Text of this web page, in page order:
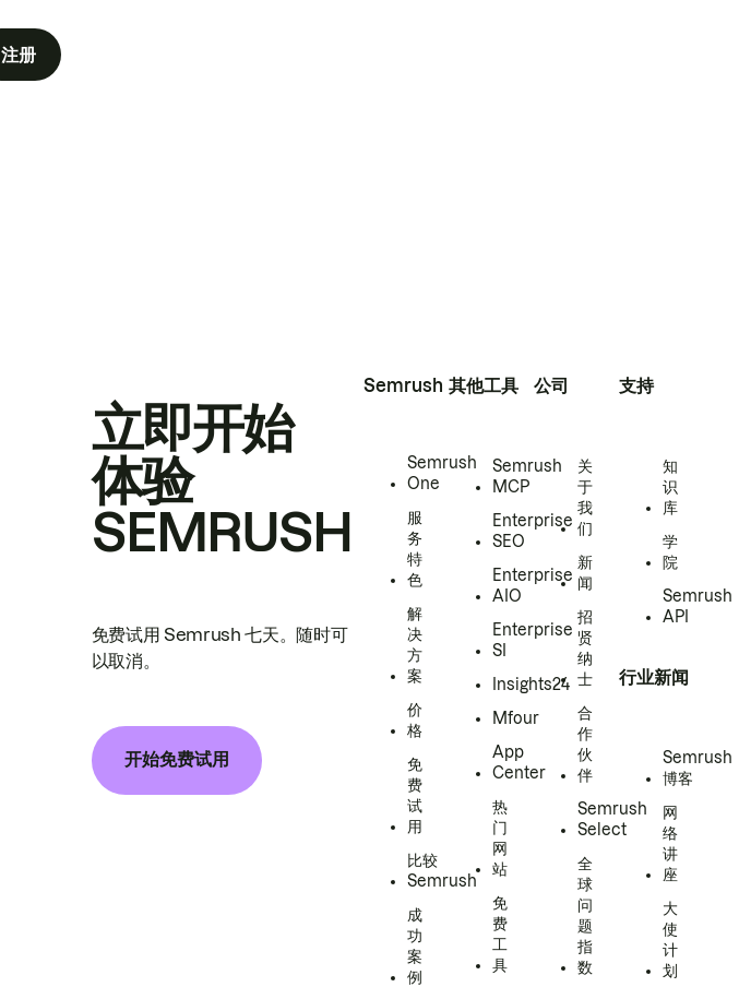
注册
立即开始
体验
SEMRUSH
免费试用 Semrush 七天。随时可
以取消。
开始免费试用
Semrush
Semrush
One
服
务
特
色
解
决
方
案
价
格
免
费
试
用
比较
Semrush
成
功
案
例
其他工具
Semrush
MCP
Enterprise
SEO
Enterprise
AIO
Enterprise
SI
Insights24
Mfour
App
Center
热
门
网
站
免
费
工
具
公司
关
于
我
们
新
闻
招
贤
纳
士
合
作
伙
伴
Semrush
Select
全
球
问
题
指
数
支持
知
识
库
学
院
Semrush
API
行业新闻
Semrush
博客
网
络
讲
座
大
使
计
划